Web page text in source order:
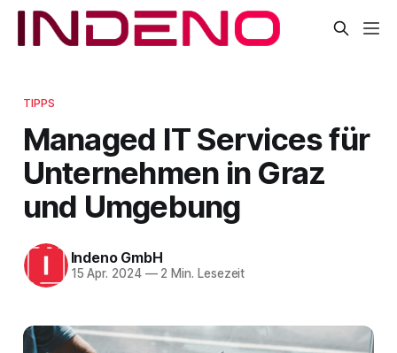
TIPPS
Managed IT Services für
Unternehmen in Graz
und Umgebung
Indeno GmbH
15 Apr. 2024 —2 Min. Lesezeit